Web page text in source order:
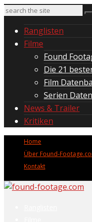
Ranglisten
Filme
Found
Die 21
Film
Serien
News & Trailer
Kritiken
Home
Über Found-
Kontakt